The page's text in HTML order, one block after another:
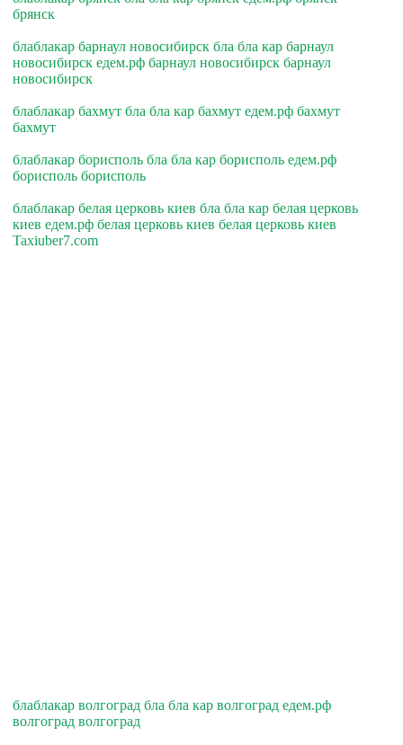
брянск
блаблакар барнаул новосибирск бла бла кар барнаул
новосибирск едем.рф барнаул новосибирск барнаул
новосибирск
блаблакар бахмут бла бла кар бахмут едем.рф бахмут
бахмут
блаблакар борисполь бла бла кар борисполь едем.рф
борисполь борисполь
блаблакар белая церковь киев бла бла кар белая церковь
киев едем.рф белая церковь киев белая церковь киев
Taxiuber7.com
блаблакар волгоград бла бла кар волгоград едем.рф
волгоград волгоград